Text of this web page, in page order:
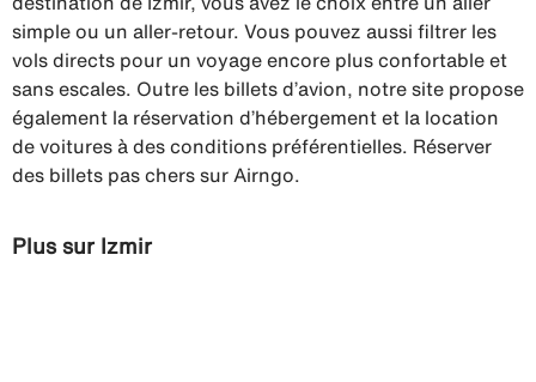
simple ou un aller-retour. Vous pouvez aussi filtrer les
vols directs pour un voyage encore plus confortable et
sans escales. Outre les billets d’avion, notre site propose
également la réservation d’hébergement et la location
de voitures à des conditions préférentielles. Réserver
des billets pas chers sur Airngo.
Plus sur Izmir